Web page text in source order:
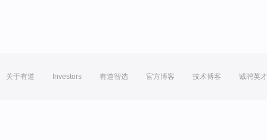
关于有道 Investors 有道智选 官方博客 技术博客 诚聘英才